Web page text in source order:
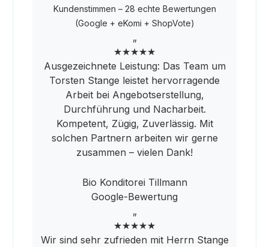
Kundenstimmen – 28 echte Bewertungen
(Google + eKomi + ShopVote)
„
★★★★★
Ausgezeichnete Leistung: Das Team um
Torsten Stange leistet hervorragende
Arbeit bei Angebotserstellung,
Durchführung und Nacharbeit.
Kompetent, Zügig, Zuverlässig. Mit
solchen Partnern arbeiten wir gerne
zusammen – vielen Dank!
Bio Konditorei Tillmann
Google-Bewertung
„
★★★★★
Wir sind sehr zufrieden mit Herrn Stange